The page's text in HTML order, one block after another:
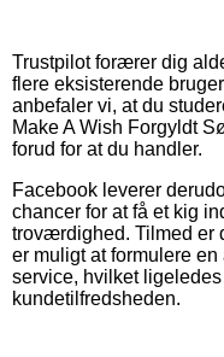
Trustpilot forærer dig
flere eksisterende
anbefaler vi, at du
Make A Wish Forgyldt
forud for at du handler.
Facebook leverer
chancer for at få et kig
troværdighed. Tilmed er
er muligt at formulere
service, hvilket
kundetilfredsheden.